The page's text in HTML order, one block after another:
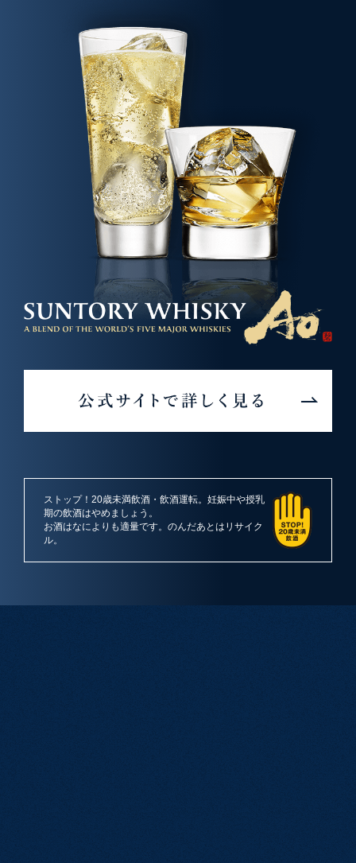
ストップ！20歳未満飲酒・飲酒運転。 妊娠中や授乳
期の飲酒はやめましょう。
お酒はなによりも適量です。 のんだあとはリサイク
ル。